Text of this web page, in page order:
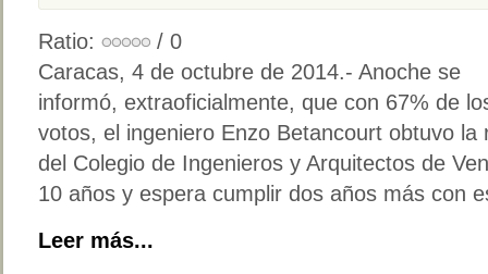
Ratio:
/ 0
Caracas, 4 de octubre de 2014.- Anoche se
informó, extraoficialmente, que con 67% de
votos, el ingeniero Enzo Betancourt obtuvo la
del Colegio de Ingenieros y Arquitectos de
10 años y espera cumplir dos años más con
Leer más...